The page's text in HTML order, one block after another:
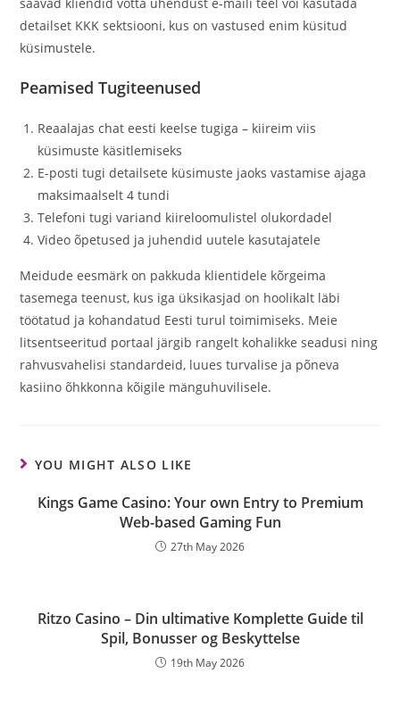
saavad kliendid võtta ühendust e-maili teel või kasutada
detailset KKK sektsiooni, kus on vastused enim küsitud
küsimustele.
Peamised Tugiteenused
Reaalajas chat eesti keelse tugiga – kiireim viis
küsimuste käsitlemiseks
E-posti tugi detailsete küsimuste jaoks vastamise ajaga
maksimaalselt 4 tundi
Telefoni tugi variand kiireloomulistel olukordadel
Video õpetused ja juhendid uutele kasutajatele
Meidude eesmärk on pakkuda klientidele kõrgeima
tasemega teenust, kus iga üksikasjad on hoolikalt läbi
töötatud ja kohandatud Eesti turul toimimiseks. Meie
litsentseeritud portaal järgib rangelt kohalikke seadusi ning
rahvusvahelisi standardeid, luues turvalise ja põneva
kasiino õhkkonna kõigile mänguhuvilisele.
YOU MIGHT ALSO LIKE
Kings Game Casino: Your own Entry to Premium
Web-based Gaming Fun
27th May 2026
Ritzo Casino – Din ultimative Komplette Guide til
Spil, Bonusser og Beskyttelse
19th May 2026